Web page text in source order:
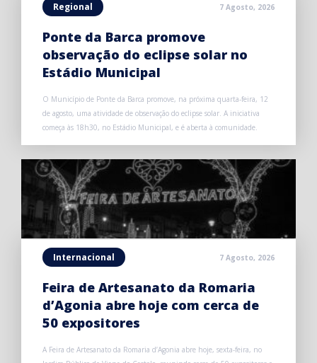
Regional 7 Agosto, 2026
Ponte da Barca promove
observação do eclipse solar no
Estádio Municipal
O Município de Ponte da Barca promove, na próxima quarta-feira, 12
de agosto, uma atividade de observação do eclipse solar. A iniciativa
começa às 18h30, no Estádio Municipal, e é aberta à comunidade.
Internacional 7 Agosto, 2026
Feira de Artesanato da Romaria
d’Agonia abre hoje com cerca de
50 expositores
A Feira de Artesanato da Romaria d’Agonia abre hoje, sexta-feira, no